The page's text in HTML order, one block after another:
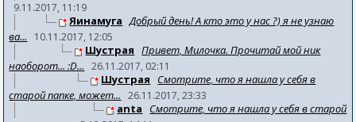
9.11.2017, 11:19
Яинамуга Добрый день! А кто это у нас ?) я не узнаю
ва...
10.11.2017, 12:05
Шустрая Привет, Милочка. Прочитай мой ник
наоборот... :D...
26.11.2017, 02:11
Шустрая
Смотрите, что я нашла у себя в
старой папке, может...
26.11.2017, 23:33
anta
Смотрите, что я нашла у себя в старой